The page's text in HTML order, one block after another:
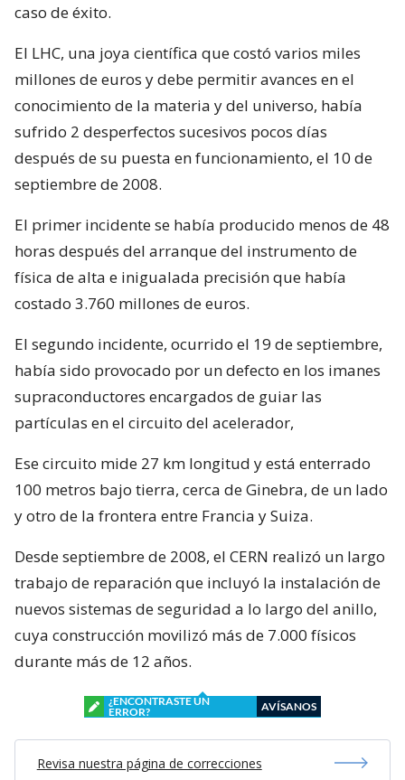
caso de éxito.
El LHC, una joya científica que costó varios miles
millones de euros y debe permitir avances en el
conocimiento de la materia y del universo, había
sufrido 2 desperfectos sucesivos pocos días
después de su puesta en funcionamiento, el 10 de
septiembre de 2008.
El primer incidente se había producido menos de 48
horas después del arranque del instrumento de
física de alta e inigualada precisión que había
costado 3.760 millones de euros.
El segundo incidente, ocurrido el 19 de septiembre,
había sido provocado por un defecto en los imanes
supraconductores encargados de guiar las
partículas en el circuito del acelerador,
Ese circuito mide 27 km longitud y está enterrado
100 metros bajo tierra, cerca de Ginebra, de un lado
y otro de la frontera entre Francia y Suiza.
Desde septiembre de 2008, el CERN realizó un largo
trabajo de reparación que incluyó la instalación de
nuevos sistemas de seguridad a lo largo del anillo,
cuya construcción movilizó más de 7.000 físicos
durante más de 12 años.
¿ENCONTRASTE UN
ERROR?
AVÍSANOS
Revisa nuestra página de correcciones